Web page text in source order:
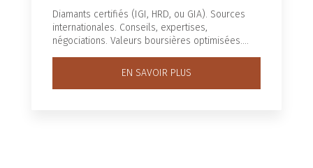
Diamants certifiés (IGI, HRD, ou GIA). Sources
internationales. Conseils, expertises,
négociations. Valeurs boursières optimisées....
EN SAVOIR PLUS